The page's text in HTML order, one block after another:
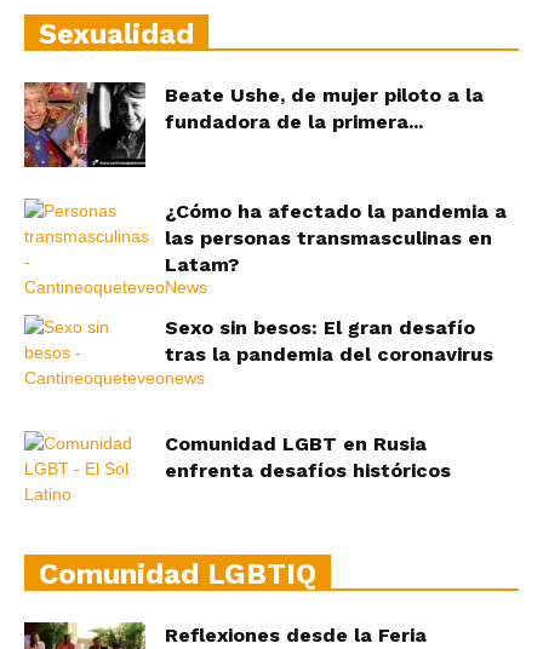
Sexualidad
Beate Ushe, de mujer piloto a la
fundadora de la primera...
¿Cómo ha afectado la pandemia a
las personas transmasculinas en
Latam?
Sexo sin besos: El gran desafío
tras la pandemia del coronavirus
Comunidad LGBT en Rusia
enfrenta desafíos históricos
Comunidad LGBTIQ
Reflexiones desde la Feria